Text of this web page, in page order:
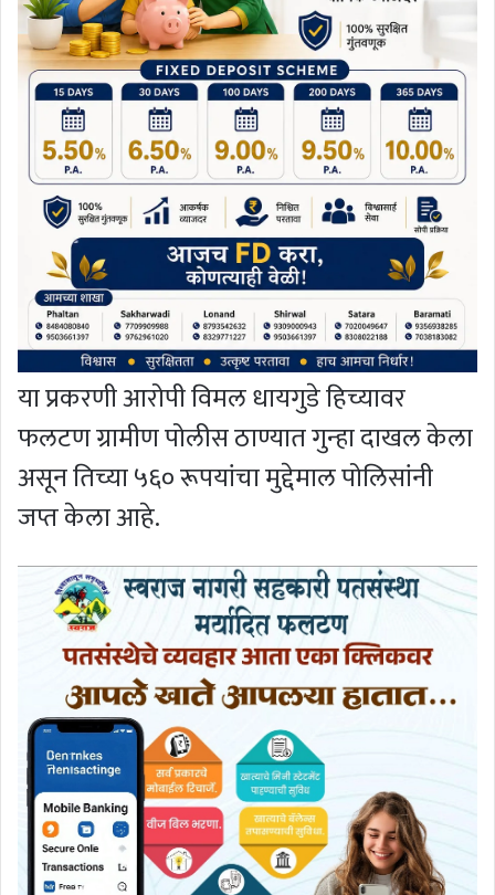
या प्रकरणी आरोपी विमल धायगुडे हिच्यावर
फलटण ग्रामीण पोलीस ठाण्यात गुन्हा दाखल केला
असून तिच्या ५६० रूपयांचा मुद्देमाल पोलिसांनी
जप्त केला आहे.